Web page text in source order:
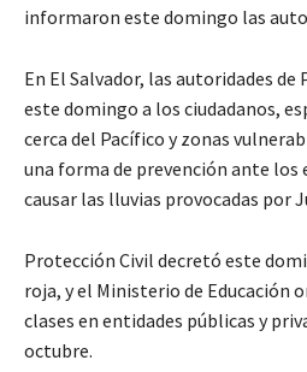
informaron este domingo las
En El Salvador, las autoridades
este domingo a los ciudadanos,
cerca del Pacífico y zonas
una forma de prevención ante los
causar las lluvias provocadas por
Protección Civil decretó este
roja, y el Ministerio de Educación
clases en entidades públicas y
octubre.